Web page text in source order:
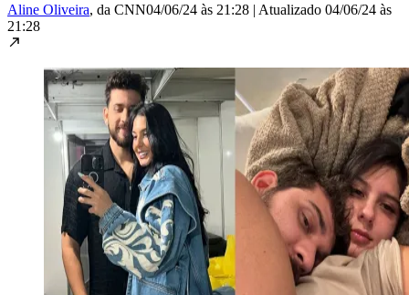
Aline Oliveira, da CNN04/06/24 às 21:28 | Atualizado 04/06/24 às
21:28